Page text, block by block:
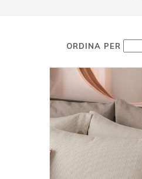
ORDINA PER